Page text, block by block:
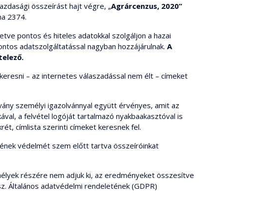
összeírást hajt végre, „Agrárcenzus, 2020”
2374.
pontos és hiteles adatokkal szolgáljon a hazai
adatszolgáltatással nagyban hozzájárulnak. A
– az internetes válaszadással nem élt – címeket
személyi igazolvánnyal együtt érvényes, amit az
a felvétel logóját tartalmazó nyakbaakasztóval is
címlista szerinti címeket keresnek fel.
védelmét szem előtt tartva összeíróinkat
részére nem adjuk ki, az eredményeket összesítve
Általános adatvédelmi rendeletének (GDPR)